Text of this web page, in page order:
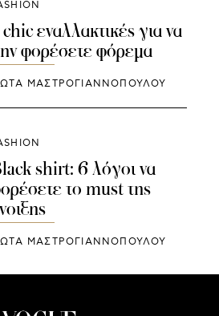
εναλλακτικές για να
φορέσετε φόρεμα
ΜΑΣΤΡΟΓΙΑΝΝΟΠΟΥΛΟΥ
shirt: 6 λόγοι να
το must της
ΜΑΣΤΡΟΓΙΑΝΝΟΠΟΥΛΟΥ